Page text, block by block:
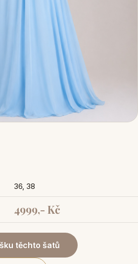
36, 38
4999,- Kč
těchto šatů